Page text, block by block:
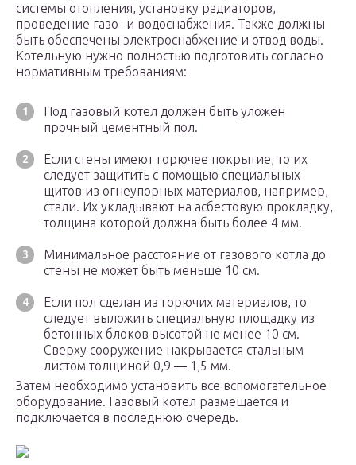
системы отопления, установку радиаторов,
проведение газо- и водоснабжения. Также должны
быть обеспечены электроснабжение и отвод воды.
Котельную нужно полностью подготовить согласно
нормативным требованиям:
Под газовый котел должен быть уложен
прочный цементный пол.
Если стены имеют горючее покрытие, то их
следует защитить с помощью специальных
щитов из огнеупорных материалов, например,
стали. Их укладывают на асбестовую прокладку,
толщина которой должна быть более 4 мм.
Минимальное расстояние от газового котла до
стены не может быть меньше 10 см.
Если пол сделан из горючих материалов, то
следует выложить специальную площадку из
бетонных блоков высотой не менее 10 см.
Сверху сооружение накрывается стальным
листом толщиной 0,9 — 1,5 мм.
Затем необходимо установить все вспомогательное
оборудование. Газовый котел размещается и
подключается в последнюю очередь.